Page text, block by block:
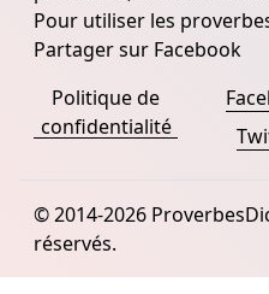
Pour utiliser les
Partager sur Facebook
Politique de
confidentialité
© 2014-2026
réservés.